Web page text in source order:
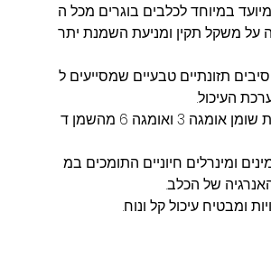
במיוחד לכלבים בוגרים מכל ה
על משקל תקין ומניעת השמנת יתר
תזונתיים טבעיים שמסייעים ל
העיכול.
: מועשר בחומצות שומן אומגה 3 ואומגה 6 מהשמן ד
ומינרלים חיוניים התומכים במ
של הכלב.
ומבטיח עיכול קל ונוח.